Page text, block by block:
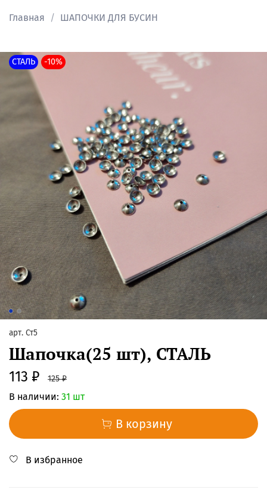
Главная ШАПОЧКИ ДЛЯ БУСИН
СТАЛЬ -10%
арт. Ст5
Шапочка(25 шт), СТАЛЬ
113 ₽ 125 ₽
В наличии: 31 шт
В корзину
В избранное